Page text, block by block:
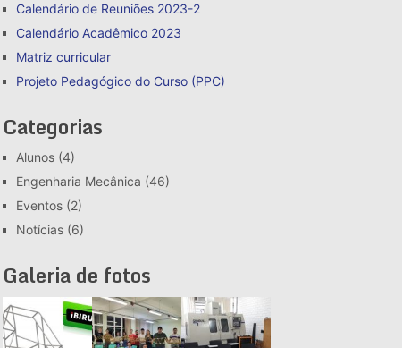
Calendário de Reuniões 2023-2
Calendário Acadêmico 2023
Matriz curricular
Projeto Pedagógico do Curso (PPC)
Categorias
Alunos (4)
Engenharia Mecânica (46)
Eventos (2)
Notícias (6)
Galeria de fotos